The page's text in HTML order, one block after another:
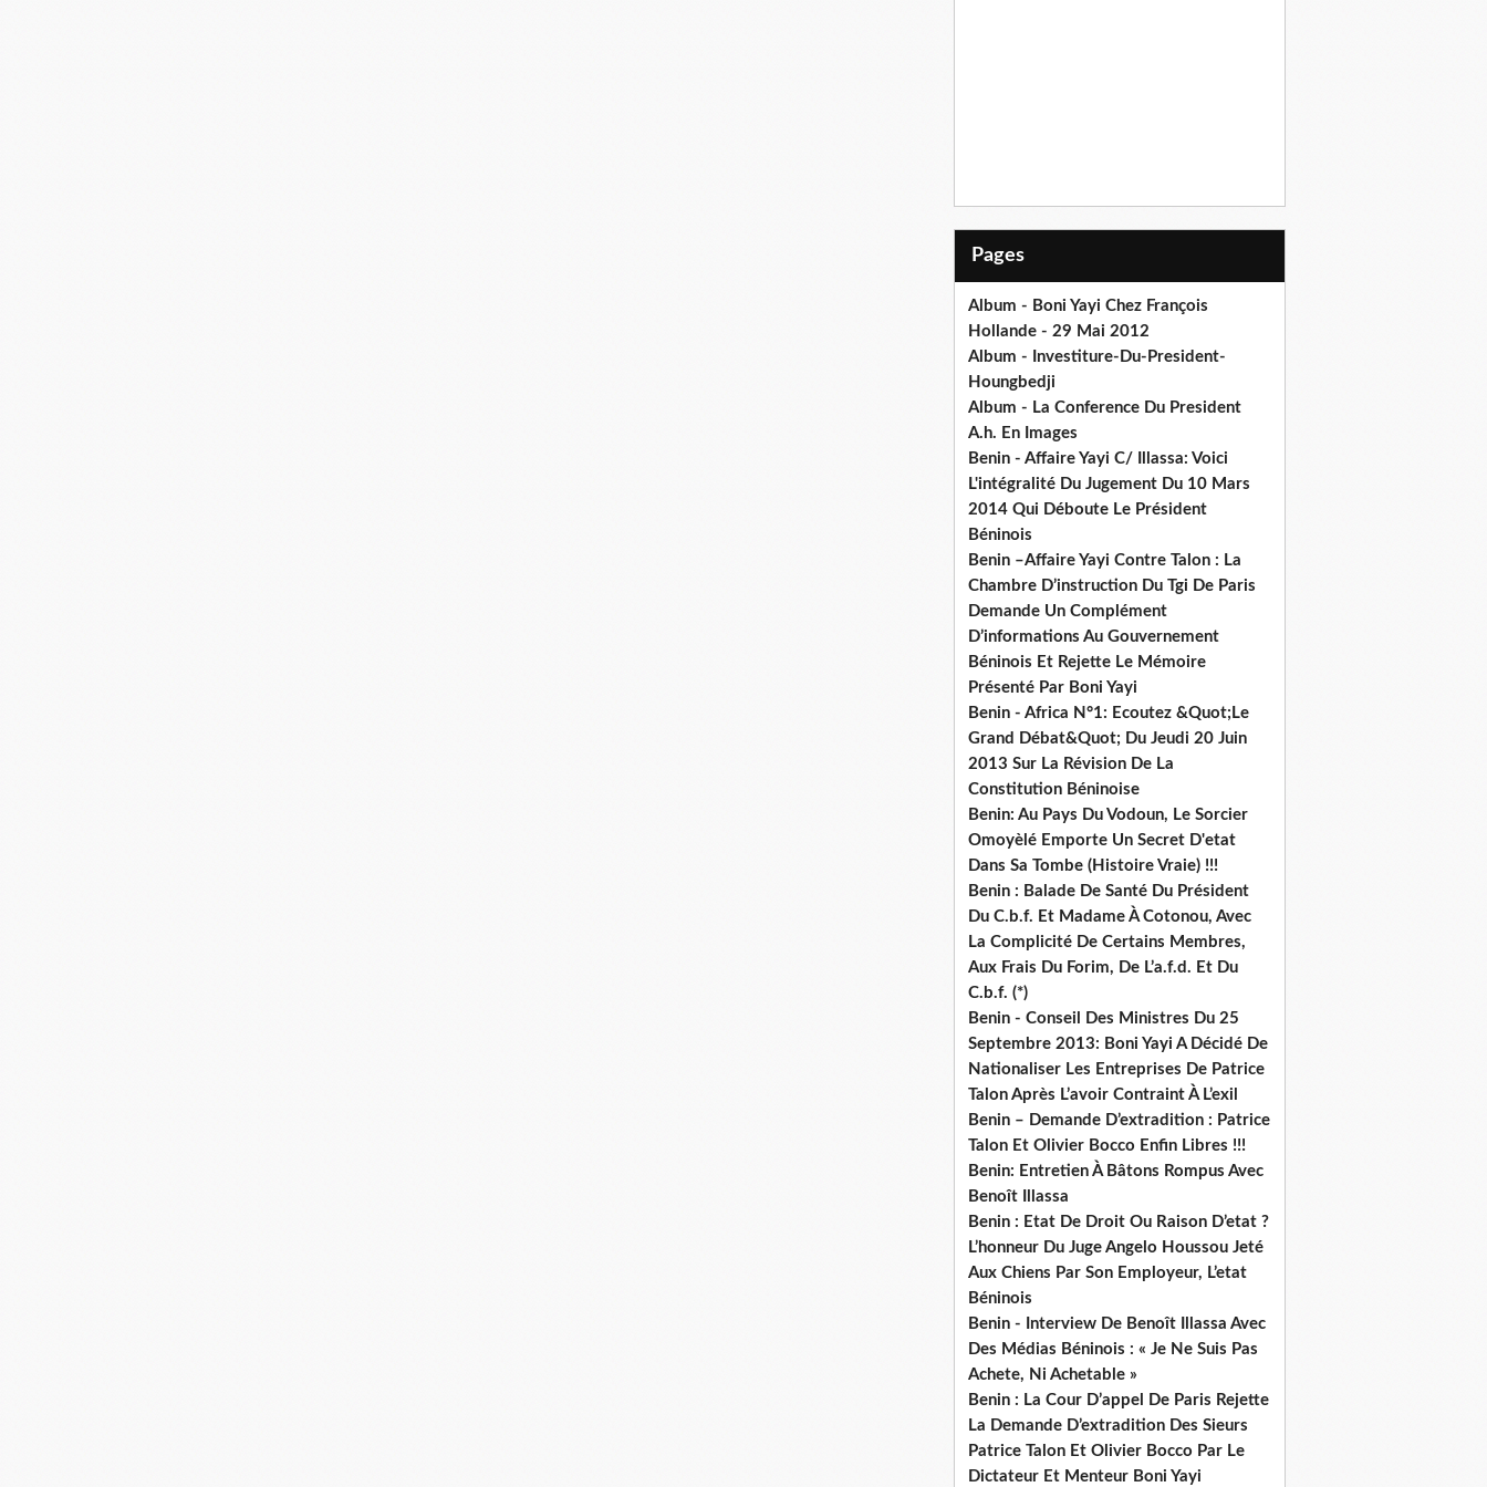
Pages
Album - Boni Yayi Chez François
Hollande - 29 Mai 2012
Album - Investiture-Du-President-
Houngbedji
Album - La Conference Du President
A.h. En Images
Benin - Affaire Yayi C/ Illassa: Voici
L'intégralité Du Jugement Du 10 Mars
2014 Qui Déboute Le Président
Béninois
Benin –Affaire Yayi Contre Talon : La
Chambre D’instruction Du Tgi De Paris
Demande Un Complément
D’informations Au Gouvernement
Béninois Et Rejette Le Mémoire
Présenté Par Boni Yayi
Benin - Africa N°1: Ecoutez &Quot;Le
Grand Débat&Quot; Du Jeudi 20 Juin
2013 Sur La Révision De La
Constitution Béninoise
Benin: Au Pays Du Vodoun, Le Sorcier
Omoyèlé Emporte Un Secret D'etat
Dans Sa Tombe (Histoire Vraie) !!!
Benin : Balade De Santé Du Président
Du C.b.f. Et Madame À Cotonou, Avec
La Complicité De Certains Membres,
Aux Frais Du Forim, De L’a.f.d. Et Du
C.b.f. (*)
Benin - Conseil Des Ministres Du 25
Septembre 2013: Boni Yayi A Décidé De
Nationaliser Les Entreprises De Patrice
Talon Après L’avoir Contraint À L’exil
Benin – Demande D’extradition : Patrice
Talon Et Olivier Bocco Enfin Libres !!!
Benin: Entretien À Bâtons Rompus Avec
Benoît Illassa
Benin : Etat De Droit Ou Raison D’etat ?
L’honneur Du Juge Angelo Houssou Jeté
Aux Chiens Par Son Employeur, L’etat
Béninois
Benin - Interview De Benoît Illassa Avec
Des Médias Béninois : « Je Ne Suis Pas
Achete, Ni Achetable »
Benin : La Cour D’appel De Paris Rejette
La Demande D’extradition Des Sieurs
Patrice Talon Et Olivier Bocco Par Le
Dictateur Et Menteur Boni Yayi